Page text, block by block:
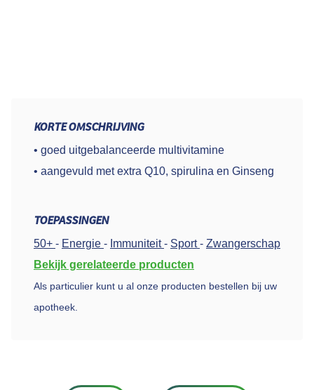
KORTE OMSCHRIJVING
• goed uitgebalanceerde multivitamine
• aangevuld met extra Q10, spirulina en Ginseng
TOEPASSINGEN
50+ - Energie - Immuniteit - Sport - Zwangerschap
Bekijk gerelateerde producten
Als particulier kunt u al onze producten bestellen bij uw
apotheek.